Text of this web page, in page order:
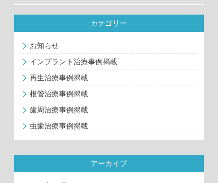
カテゴリー
お知らせ
インプラント治療事例掲載
再生治療事例掲載
根管治療事例掲載
歯周治療事例掲載
虫歯治療事例掲載
アーカイブ